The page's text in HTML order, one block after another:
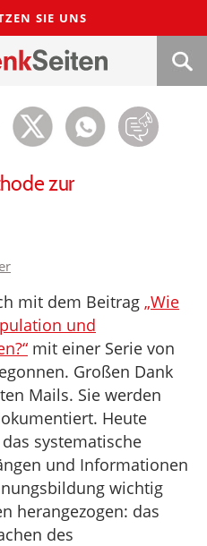
SIE UNS
zur
mit dem Beitrag „Wie
und
mit einer Serie von
Großen Dank
Mails. Sie werden
Heute
systematische
und Informationen
wichtig
herangezogen: das
des